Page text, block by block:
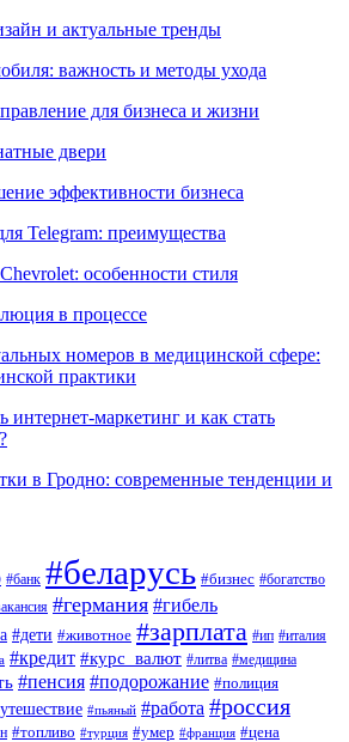
и актуальные тренды
важность и методы ухода
для бизнеса и жизни
двери
эффективности бизнеса
Telegram: преимущества
особенности стиля
в процессе
номеров в медицинской сфере:
практики
интернет-маркетинг и как стать
в Гродно: современные тенденции и
#банк #беларусь #бизнес #богатство
#германия #гибель
#дети #животное #зарплата #ип #италия
#кредит #курс_валют #литва #медицина
#пенсия #подорожание #полиция
#пьяный #работа #россия
#топливо #турция #умер #франция #цена